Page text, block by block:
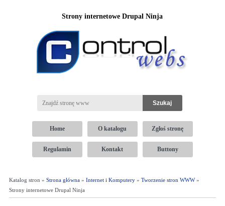
Strony internetowe Drupal Ninja
Home O katalogu Zgłoś stronę
Regulamin Kontakt Buttony
Katalog stron » Strona główna» Internet i Komputery» Tworzenie stron WWW»
Strony internetowe Drupal Ninja